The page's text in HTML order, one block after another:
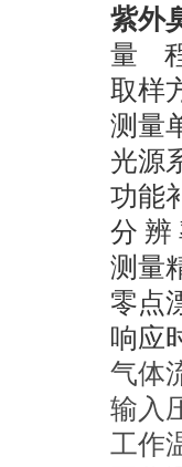
紫外
量
取样
测量
光源
功能
分 辨
测量
零点
响应
气体
输入
工作